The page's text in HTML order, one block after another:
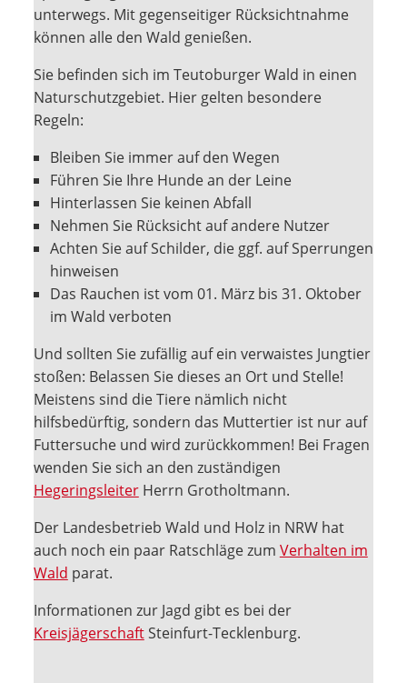
unterwegs. Mit gegenseitiger Rücksichtnahme
können alle den Wald genießen.
Sie befinden sich im Teutoburger Wald in einen
Naturschutzgebiet. Hier gelten besondere
Regeln:
Bleiben Sie immer auf den Wegen
Führen Sie Ihre Hunde an der Leine
Hinterlassen Sie keinen Abfall
Nehmen Sie Rücksicht auf andere Nutzer
Achten Sie auf Schilder, die ggf. auf Sperrungen
hinweisen
Das Rauchen ist vom 01. März bis 31. Oktober
im Wald verboten
Und sollten Sie zufällig auf ein verwaistes Jungtier
stoßen: Belassen Sie dieses an Ort und Stelle!
Meistens sind die Tiere nämlich nicht
hilfsbedürftig, sondern das Muttertier ist nur auf
Futtersuche und wird zurückkommen! Bei Fragen
wenden Sie sich an den zuständigen
HegeringsleiterHerrn Grotholtmann.
Der Landesbetrieb Wald und Holz in NRW hat
auch noch ein paar Ratschläge zum Verhalten im
Wald parat.
Informationen zur Jagd gibt es bei der
KreisjägerschaftSteinfurt-Tecklenburg.